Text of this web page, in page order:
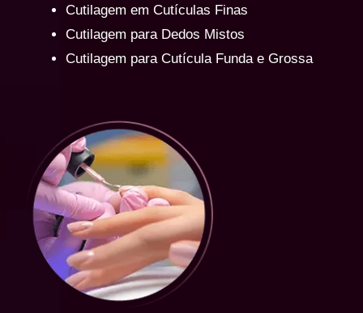
Cutilagem em Cutículas Finas
Cutilagem para Dedos Mistos
Cutilagem para Cutícula Funda e Grossa